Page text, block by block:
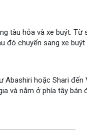
tàu hỏa và xe buýt. Từ
đó chuyển sang xe
Abashiri hoặc Shari đến
và nằm ở phía tây bán